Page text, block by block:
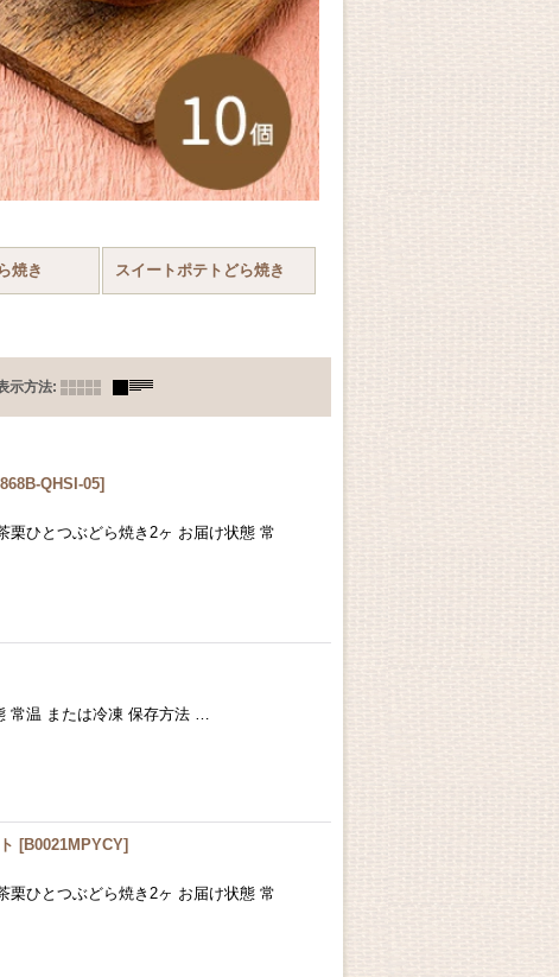
焼き スイートポテトどら焼き
示方法:
QHSI-05]
ひとつぶどら焼き2ヶ お届け状態 常
温 または冷凍 保存方法 …
[B0021MPYCY]
ひとつぶどら焼き2ヶ お届け状態 常